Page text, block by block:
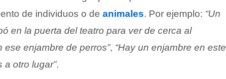
de individuos o de animales. Por ejemplo: “Un
en la puerta del teatro para ver de cerca al
ese enjambre de perros”, “Hay un enjambre en este
a otro lugar”.